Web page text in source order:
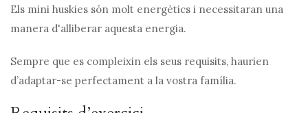
Els mini huskies són molt energètics i necessitaran una
manera d'alliberar aquesta energia.
Sempre que es compleixin els seus requisits, haurien
d’adaptar-se perfectament a la vostra família.